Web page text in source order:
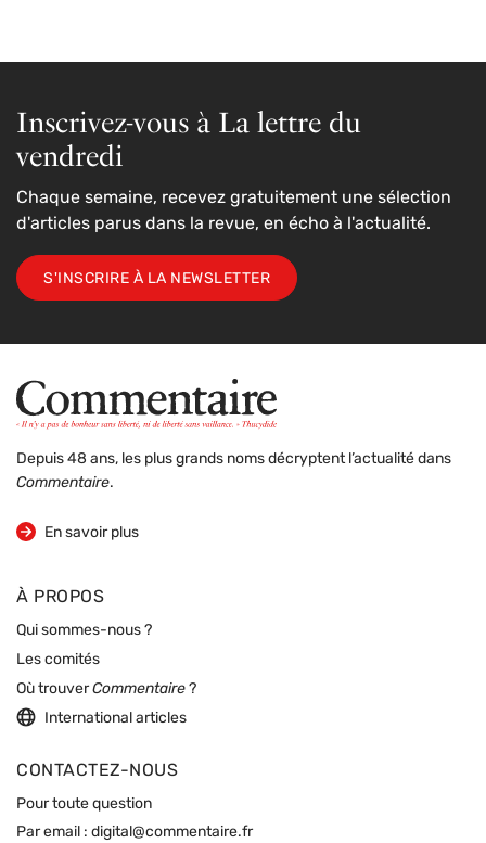
Inscrivez-vous à La lettre du
vendredi
Chaque semaine, recevez gratuitement une sélection
d'articles parus dans la revue, en écho à l'actualité.
S'INSCRIRE À LA NEWSLETTER
Depuis 48 ans, les plus grands noms décryptent l’actualité dans
Commentaire.
En savoir plus
sur la revue
À PROPOS
Qui sommes-nous ?
Les comités
Où trouverCommentaire ?
International articles
CONTACTEZ-NOUS
Pour toute question
Par email : digital@commentaire.fr